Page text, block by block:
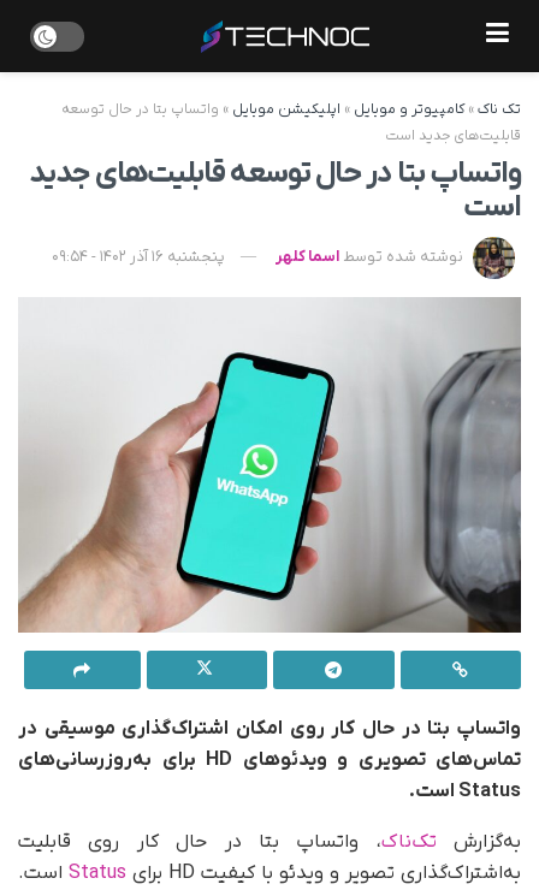
تک ناک»کامپیوتر و موبایل » اپلیکیشن موبایل » واتساپ بتا در حال توسعه
قابلیت‌های جدید است
واتساپ بتا در حال توسعه قابلیت‌های جدید
است
نوشته شده توسط اسما کلهر پنجشنبه 16 آذر 1402 - 09:54
واتساپ بتا در حال کار روی امکان اشتراک‌گذاری موسیقی در
تماس‌های تصویری و ویدئوهای HD برای به‌روزرسانی‌های
Status است.
به‌گزارش تک‌ناک، واتساپ بتا در حال کار روی قابلیت
به‌اشتراک‌گذاری تصویر و ویدئو با کیفیت HD برای
Status است.